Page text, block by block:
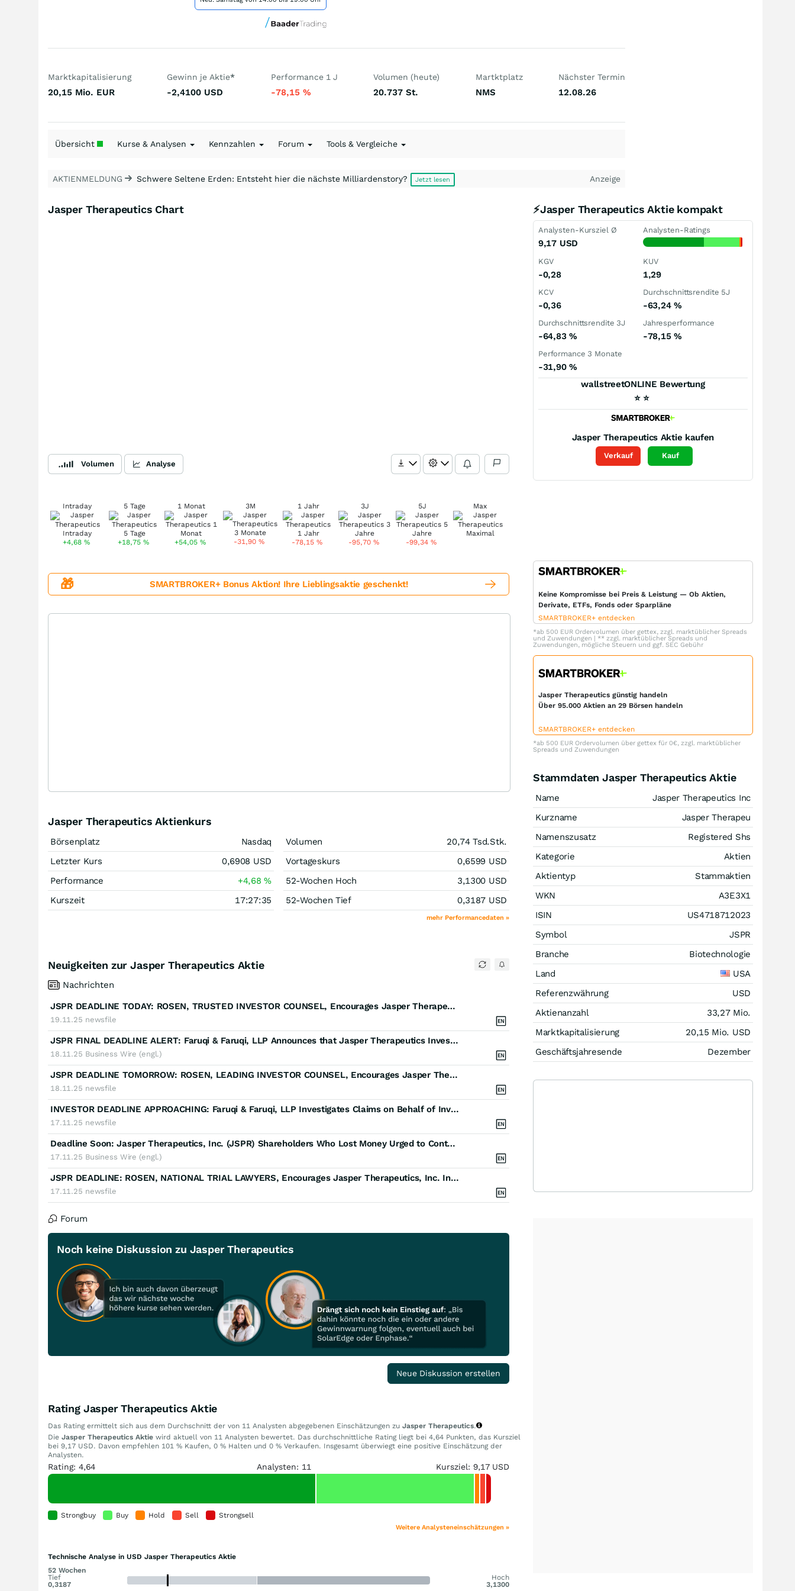
Marktkapitalisierung
20,15 Mio. EUR
Gewinn je Aktie*
-2,4100 USD
Performance 1 J
-78,15 %
Volumen (heute)
20.737 St.
Martktplatz
NMS
Nächster Termin
12.08.26
Übersicht Kurse & Analysen Kennzahlen Forum Tools & Vergleiche
AKTIENMELDUNG Schwere Seltene Erden: Entsteht hier die nächste Milliardenstory? Jetzt lesen Anzeige
Jasper Therapeutics Chart
Volumen Analyse
Intraday
+4,68 %
5 Tage
+18,75 %
1 Monat
+54,05 %
3M
-31,90%
1 Jahr
-78,15%
3J
-95,70 %
5J
-99,34 %
Max
⚡Jasper Therapeutics Aktie kompakt
Analysten-Kursziel Ø
9,17 USD
Analysten-Ratings
KGV
-0,28
KUV
1,29
KCV
-0,36
Durchschnittsrendite 5J
-63,24 %
Durchschnittsrendite 3J
-64,83 %
Jahresperformance
-78,15 %
Performance 3 Monate
-31,90 %
wallstreetONLINE Bewertung
⭐ ⭐
Jasper Therapeutics Aktie kaufen
Verkauf Kauf
🎁 SMARTBROKER+ Bonus Aktion! Ihre Lieblingsaktie geschenkt!
Jasper Therapeutics Aktienkurs
Börsenplatz
Nasdaq
Letzter Kurs
0,6908 USD
Performance
+4,68%
Kurszeit
17:27:35
Volumen 20,74 Tsd.Stk.
Vortageskurs
0,6599 USD
52-Wochen Hoch
3,1300 USD
52-Wochen Tief
0,3187 USD
mehr Performancedaten »
Neuigkeiten zur Jasper Therapeutics Aktie
Nachrichten
JSPR DEADLINE TODAY: ROSEN, TRUSTED INVESTOR COUNSEL, Encourages Jasper Therapeutics, Inc. Investors to Secure Counsel Before Important November 18 Deadline in Securities Class Action - JSPR
19.11.25 newsfile
JSPR FINAL DEADLINE ALERT: Faruqi & Faruqi, LLP Announces that Jasper Therapeutics Investors Have Opportunity to Lead Class Action Lawsuit
18.11.25 Business Wire (engl.)
JSPR DEADLINE TOMORROW: ROSEN, LEADING INVESTOR COUNSEL, Encourages Jasper Therapeutics, Inc. Investors to Secure Counsel Before Important November 18 Deadline in Securities Class Action - JSPR
18.11.25 newsfile
INVESTOR DEADLINE APPROACHING: Faruqi & Faruqi, LLP Investigates Claims on Behalf of Investors of Jasper
17.11.25 newsfile
Deadline Soon: Jasper Therapeutics, Inc. (JSPR) Shareholders Who Lost Money Urged to Contact The Law Offices of Frank R. Cruz About Securities Fraud Lawsuit
17.11.25 Business Wire (engl.)
JSPR DEADLINE: ROSEN, NATIONAL TRIAL LAWYERS, Encourages Jasper Therapeutics, Inc. Investors to Secure Counsel Before Important November 18 Deadline in Securities Class Action - JSPR
17.11.25 newsfile
Forum
Noch keine Diskussion zu Jasper Therapeutics
Neue Diskussion erstellen
Rating Jasper Therapeutics Aktie
Das Rating ermittelt sich aus dem Durchschnitt der von 11 Analysten abgegebenen Einschätzungen zu Jasper Therapeutics.
Die Jasper Therapeutics Aktie wird aktuell von 11 Analysten bewertet. Das durchschnittliche Rating liegt bei 4,64 Punkten, das Kursziel
bei 9,17 USD. Davon empfehlen 101 % Kaufen, 0 % Halten und 0 % Verkaufen. Insgesamt überwiegt eine positive Einschätzung der
Analysten.
Rating: 4,64 Analysten: 11 Kursziel: 9,17 USD
Strongbuy Buy Hold Sell Strongsell
Weitere Analysteneinschätzungen »
Technische Analyse in USD Jasper Therapeutics Aktie
52 Wochen
Tief
0,3187
Hoch
3,1300
Keine Kompromisse bei Preis & Leistung — Ob Aktien,
Derivate, ETFs, Fonds oder Sparpläne
SMARTBROKER+ entdecken
*ab 500 EUR Ordervolumen über gettex, zzgl. marktüblicher Spreads
und Zuwendungen | ** zzgl. marktüblicher Spreads und
Zuwendungen, mögliche Steuern und ggf. SEC Gebühr
Jasper Therapeutics günstig handeln
Über 95.000 Aktien an 29 Börsen handeln
SMARTBROKER+ entdecken
*ab 500 EUR Ordervolumen über gettex für 0€, zzgl. marktüblicher
Spreads und Zuwendungen
Stammdaten Jasper Therapeutics Aktie
Name
Jasper Therapeutics Inc
Kurzname
Jasper Therapeu
Namenszusatz
Registered Shs
Kategorie
Aktien
Aktientyp
Stammaktien
WKN
A3E3X1
ISIN
US4718712023
Symbol
JSPR
Branche
Biotechnologie
Land
USA
Referenzwährung
USD
Aktienanzahl
33,27 Mio.
Marktkapitalisierung
20,15 Mio. USD
Geschäftsjahresende
Dezember